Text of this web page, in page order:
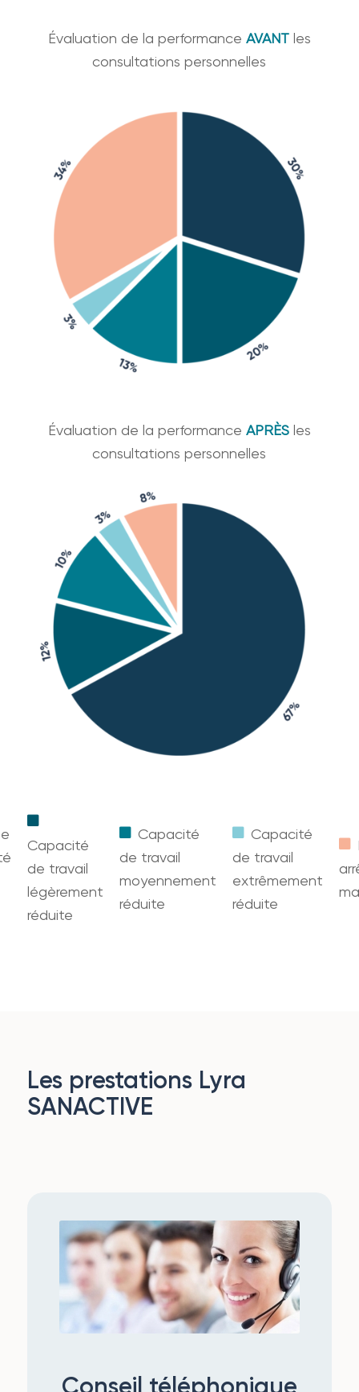
Évaluation de la performance AVANTles
consultations personnelles
Évaluation de la performance APRÈSles
consultations personnelles
Capacité
de travail
légèrement
réduite
Capacité
de travail
moyennement
réduite
Capacité
de travail
extrêmement
réduite
Les prestations Lyra
SANACTIVE
Conseil téléphonique